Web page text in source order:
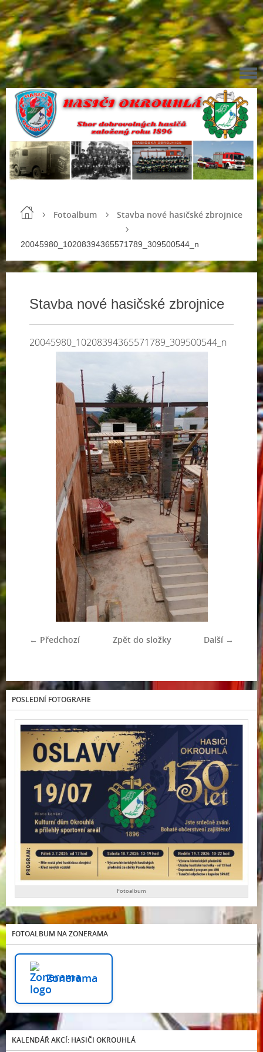
Fotoalbum Stavba nové hasičské zbrojnice
20045980_10208394365571789_309500544_n
Stavba nové hasičské zbrojnice
20045980_10208394365571789_309500544_n
← Předchozí Další →
Zpět do složky
POSLEDNÍ FOTOGRAFIE
Fotoalbum
FOTOALBUM NA ZONERAMA
Zonerama
KALENDÁŘ AKCÍ: HASIČI OKROUHLÁ